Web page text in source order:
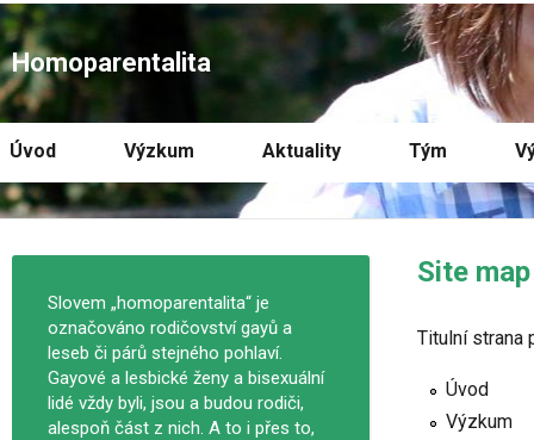
Homoparentalita
Úvod Výzkum Aktuality Tým
Site map
Titulní strana
Úvod
Výzkum
Slovem „homoparentalita“ je
označováno rodičovství gayů a
leseb či párů stejného pohlaví.
Gayové a lesbické ženy a bisexuální
lidé vždy byli, jsou a budou rodiči,
alespoň část z nich. A to i přes to,